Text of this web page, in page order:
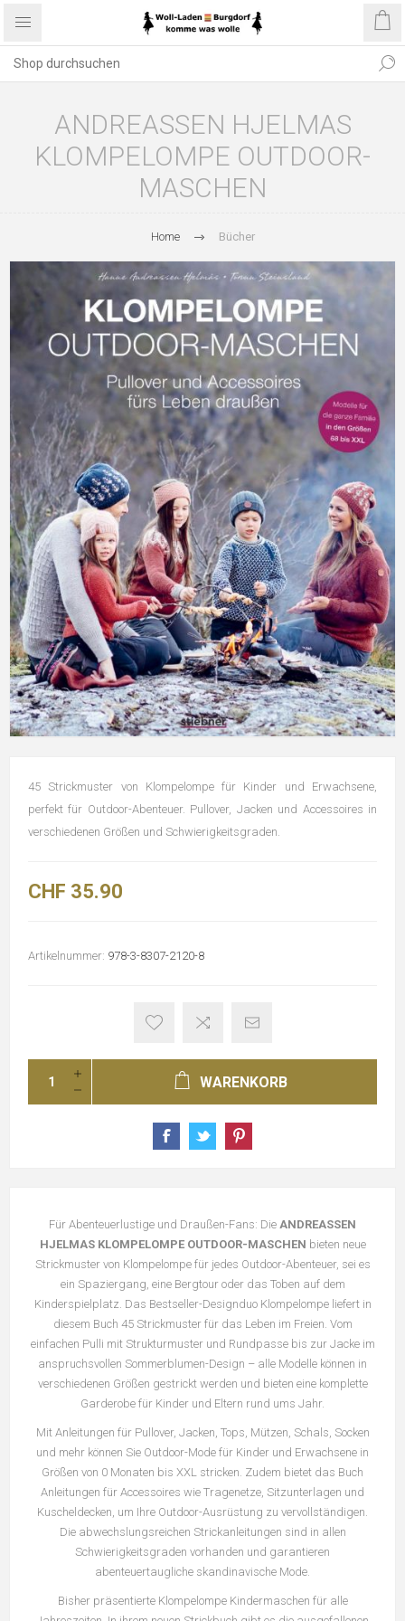
ANDREASSEN HJELMAS
KLOMPELOMPE OUTDOOR-
MASCHEN
Home Bücher
45 Strickmuster von Klompelompe für Kinder und Erwachsene,
perfekt für Outdoor-Abenteuer. Pullover, Jacken und Accessoires in
verschiedenen Größen und Schwierigkeitsgraden.
CHF 35.90
Artikelnummer: 978-3-8307-2120-8
WARENKORB
Für Abenteuerlustige und Draußen-Fans: Die ANDREASSEN
HJELMAS KLOMPELOMPE OUTDOOR-MASCHEN bieten neue
Strickmuster von Klompelompe für jedes Outdoor-Abenteuer, sei es
ein Spaziergang, eine Bergtour oder das Toben auf dem
Kinderspielplatz. Das Bestseller-Designduo Klompelompe liefert in
diesem Buch 45 Strickmuster für das Leben im Freien. Vom
einfachen Pulli mit Strukturmuster und Rundpasse bis zur Jacke im
anspruchsvollen Sommerblumen-Design – alle Modelle können in
verschiedenen Größen gestrickt werden und bieten eine komplette
Garderobe für Kinder und Eltern rund ums Jahr.
Mit Anleitungen für Pullover, Jacken, Tops, Mützen, Schals, Socken
und mehr können Sie Outdoor-Mode für Kinder und Erwachsene in
Größen von 0 Monaten bis XXL stricken. Zudem bietet das Buch
Anleitungen für Accessoires wie Tragenetze, Sitzunterlagen und
Kuscheldecken, um Ihre Outdoor-Ausrüstung zu vervollständigen.
Die abwechslungsreichen Strickanleitungen sind in allen
Schwierigkeitsgraden vorhanden und garantieren
abenteuertaugliche skandinavische Mode.
Bisher präsentierte Klompelompe Kindermaschen für alle